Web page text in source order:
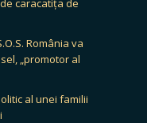
caracatița de
România va
„promotor al
al unei familii